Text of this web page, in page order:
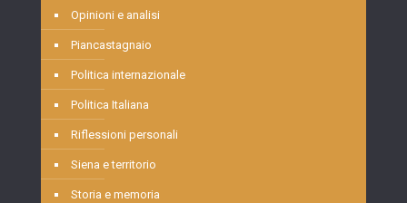
Opinioni e analisi
Piancastagnaio
Politica internazionale
Politica Italiana
Riflessioni personali
Siena e territorio
Storia e memoria